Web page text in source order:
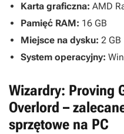
Karta graficzna: AMD
Pamięć RAM: 16 GB
Miejsce na dysku: 2 GB
System operacyjny:
Wizardry: Proving
Overlord –
sprzętowe na PC